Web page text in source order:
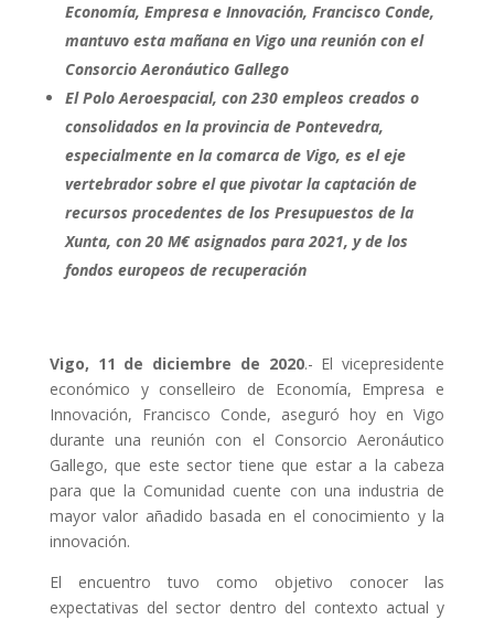
Economía, Empresa e Innovación, Francisco Conde,
mantuvo esta mañana en Vigo una reunión con el
Consorcio Aeronáutico Gallego
El Polo Aeroespacial, con 230 empleos creados o
consolidados en la provincia de Pontevedra,
especialmente en la comarca de Vigo, es el eje
vertebrador sobre el que pivotar la captación de
recursos procedentes de los Presupuestos de la
Xunta, con 20 M€ asignados para 2021, y de los
fondos europeos de recuperación
Vigo, 11 de diciembre de 2020.- El vicepresidente
económico y conselleiro de Economía, Empresa e
Innovación, Francisco Conde, aseguró hoy en Vigo
durante una reunión con el Consorcio Aeronáutico
Gallego, que este sector tiene que estar a la cabeza
para que la Comunidad cuente con una industria de
mayor valor añadido basada en el conocimiento y la
innovación.
El encuentro tuvo como objetivo conocer las
expectativas del sector dentro del contexto actual y